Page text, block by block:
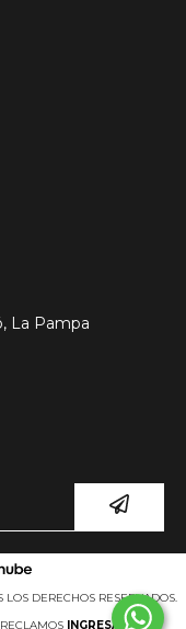
La Pampa
DERECHOS RESERVADOS.
INGRESÁ ACÁ.